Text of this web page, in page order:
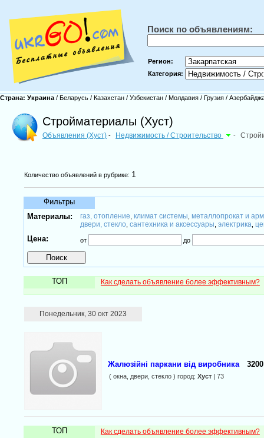
Поиск по объявлениям:
Регион:
Категория:
Страна: Украина / Беларусь / Казахстан / Узбекистан / Молдавия / Грузия /
Стройматериалы (Хуст)
Объявления (Хуст) - Недвижимость / Строительство -
Количество объявлений в рубрике: 1
Фильтры
Материалы:
газ, отопление климат системы металлопрокат и
двери, стекло, сантехника и аксессуары электрика
Цена: от до
ТОП Как сделать объявление более эффективным?
Понедельник, 30 окт 2023
Жалюзійні паркани від виробника
( окна, двери, стекло ) город: Хуст| 73
ТОП Как сделать объявление более эффективным?